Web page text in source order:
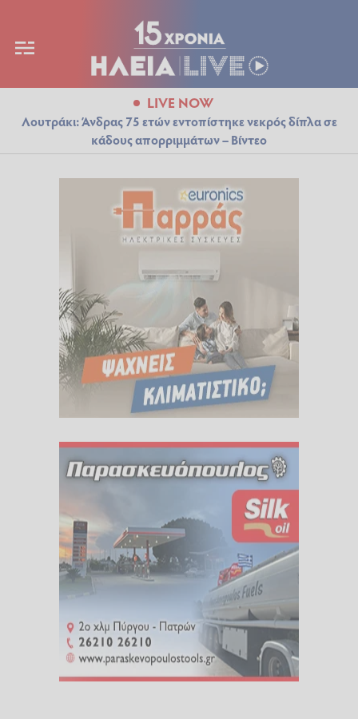
LIVE NOW
Λουτράκι: Άνδρας 75 ετών εντοπίστηκε νεκρός δίπλα σε
κάδους απορριμμάτων – Βίντεο